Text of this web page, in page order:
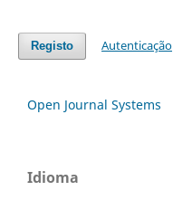
Registo Autenticação
Open Journal Systems
Idioma